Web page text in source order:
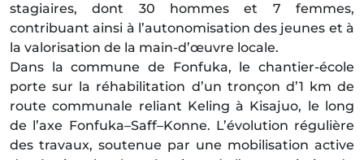
stagiaires, dont 30 hommes et 7 femmes,
contribuant ainsi à l’autonomisation des jeunes et à
la valorisation de la main-d’œuvre locale.
Dans la commune de Fonfuka, le chantier-école
porte sur la réhabilitation d’un tronçon d’1 km de
route communale reliant Keling à Kisajuo, le long
de l’axe Fonfuka–Saff–Konne. L’évolution régulière
des travaux, soutenue par une mobilisation active